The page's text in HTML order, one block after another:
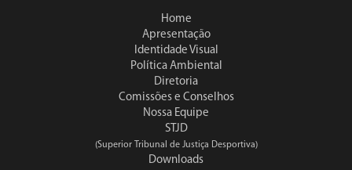
Home
Apresentação
Identidade Visual
Política Ambiental
Diretoria
Comissões e Conselhos
Nossa Equipe
STJD
(Superior Tribunal de Justiça Desportiva)
Downloads